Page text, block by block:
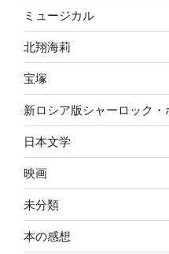
ミュージカル
北翔海莉
宝塚
新ロシア版シャーロック・
日本文学
映画
未分類
本の感想